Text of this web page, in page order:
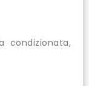
condizionata,